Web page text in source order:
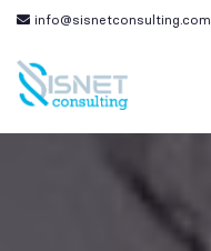
info@sisnetconsulting.com